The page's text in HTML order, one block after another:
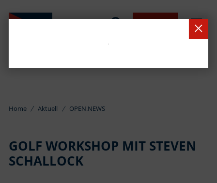
Home Aktuell OPEN.NEWS
GOLF WORKSHOP MIT STEVEN
SCHALLOCK